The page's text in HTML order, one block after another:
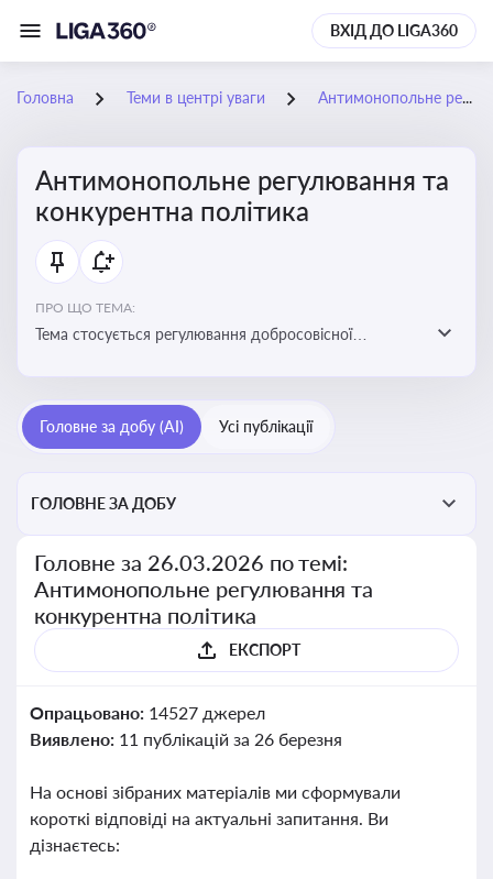
ВХІД ДО LIGA360
Головна Теми в центрі уваги Антимонопольне регулювання та конкурентна політика
Антимонопольне регулювання та
конкурентна політика
ПРО ЩО ТЕМА:
Тема стосується регулювання добросовісної
забезпечення рівних умов для суб’єктів
господарювання
Головне за добу (AI) Усі публікації
ГОЛОВНЕ ЗА ДОБУ
Головне за 26.03.2026 по темі:
Антимонопольне регулювання та
конкурентна політика
ЕКСПОРТ
Опрацьовано: 14527 джерел
Виявлено: 11 публікацій за 26 березня
На основі зібраних матеріалів ми сформували
короткі відповіді на актуальні запитання. Ви
дізнаєтесь: